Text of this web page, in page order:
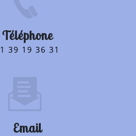
Téléphone
01 39 19 36 31
Email